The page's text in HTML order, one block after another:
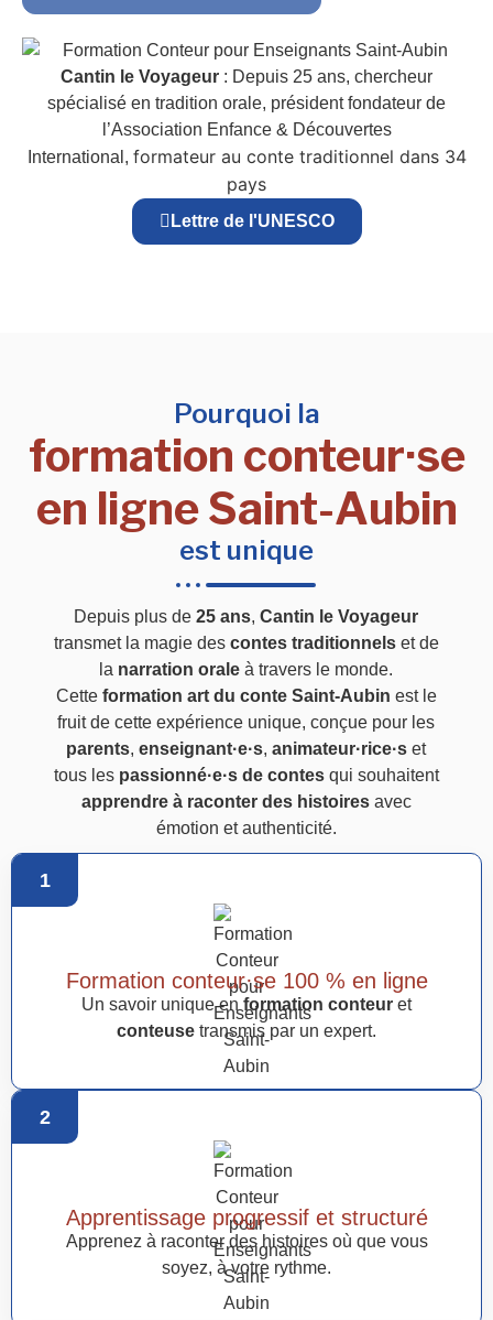
Cantin le Voyageur : Depuis 25 ans, chercheur
spécialisé en tradition orale, président fondateur de
l’Association Enfance & Découvertes
International, formateur au conte traditionnel dans 34
pays
Lettre de l'UNESCO
Pourquoi la
formation conteur·se
en ligne Saint-Aubin
est unique
Depuis plus de25 ans,Cantin le Voyageur
transmet la magie des contes traditionnelset de
la narration orale à travers le monde.
Cette formation art du conte Saint-Aubin est le
fruit de cette expérience unique, conçue pour les
parents,enseignant·e·s,animateur·rice·s et
tous les passionné·e·s de contesqui souhaitent
apprendre à raconter des histoiresavec
émotion et authenticité.
1
Formation conteur·se 100 % en ligne
Un savoir unique en formation conteur et
conteuse transmis par un expert.
2
Apprentissage progressif et structuré
Apprenez à raconter des histoires où que vous
soyez, à votre rythme.